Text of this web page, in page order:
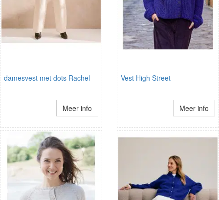
damesvest met dots Rachel
Meer info
Vest High Street
Meer info